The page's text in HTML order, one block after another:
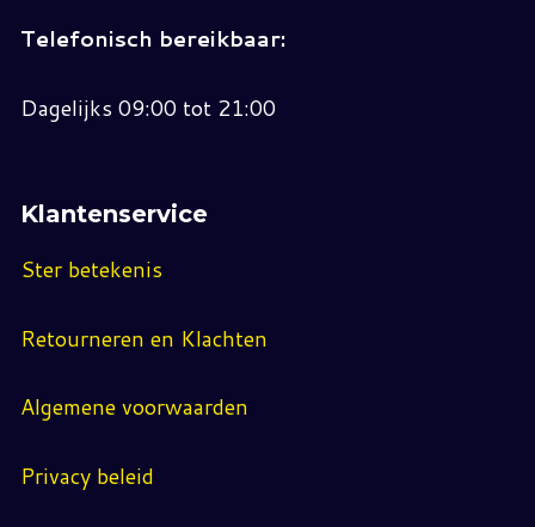
Telefonisch bereikbaar:
Dagelijks 09:00 tot 21:00
Klantenservice
Ster betekenis
Retourneren en Klachten
Algemene voorwaarden
Privacy beleid